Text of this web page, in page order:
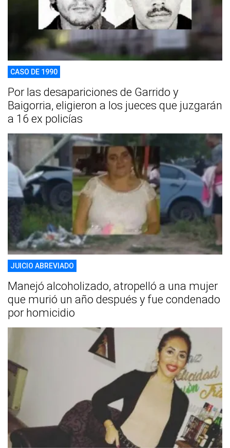
CASO DE 1990
Por las desapariciones de Garrido y
Baigorria, eligieron a los jueces que juzgarán
a 16 ex policías
JUICIO ABREVIADO
Manejó alcoholizado, atropelló a una mujer
que murió un año después y fue condenado
por homicidio